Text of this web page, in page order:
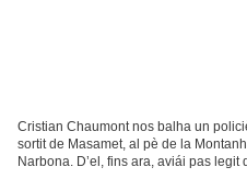
Cristian Chaumont nos balha un
sortit de Masamet, al pè de la
Narbona. D’el, fins ara, aviái pas